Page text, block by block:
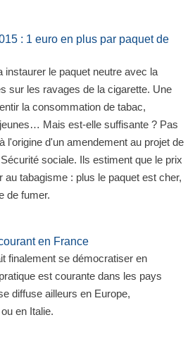
: 1 euro en plus par paquet de
instaurer le paquet neutre avec la
sur les ravages de la cigarette. Une
la consommation de tabac,
Mais est-elle suffisante ? Pas
l'origine d'un amendement au projet de
sociale. Ils estiment que le prix
au tabagisme : plus le paquet est cher,
de fumer.
en France
finalement se démocratiser en
est courante dans les pays
diffuse ailleurs en Europe,
en Italie.